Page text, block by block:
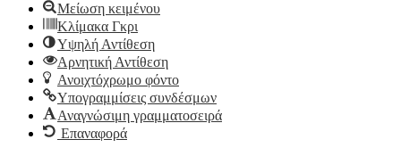
Μείωση κειμένου
Κλίμακα Γκρι
Υψηλή Αντίθεση
Αρνητική Αντίθεση
Ανοιχτόχρωμο φόντο
Υπογραμμίσεις συνδέσμων
Αναγνώσιμη γραμματοσειρά
Επαναφορά